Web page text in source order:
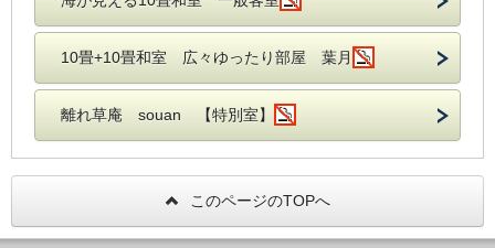
10畳+10畳和室 広々ゆったり部屋 葉月
離れ草庵 souan 【特別室】
このページのTOPへ